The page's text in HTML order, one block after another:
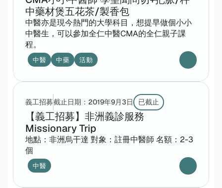
中藥材煲五花茶/製香包
中醫亦是現今熱門的大學科目，想提早做個小小
中醫生，可以參加全仁中醫CMA的全仁親子課
程。
中醫 中藥 活動
義工招募截止日期： 2019年9月3日 已截止
【義工招募】非洲義診服務
Missionary Trip
地點：非洲烏干達 對象：註冊中醫師 名額：2-3
個
中醫